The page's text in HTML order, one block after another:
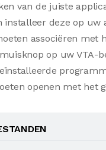
van de juiste
deze op
associëren
op uw VTA-
openen met het